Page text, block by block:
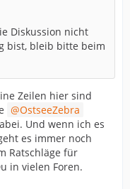
Diskussion nicht
bist, bleib bitte beim
Zeilen hier sind
OstseeZebra
Und wenn ich es
es immer noch
Ratschläge für
in vielen Foren.